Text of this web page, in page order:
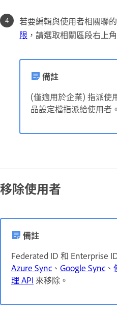
若要編輯與使用者相關聯
限 ，請選取相關區段右上
備註
(僅適用於企業) 指派使
品設定檔指派給使用者。
移除使用者
備註
Federated ID 和 Enterprise
Azure Sync 、 Google Sync 、
理 API 來移除。